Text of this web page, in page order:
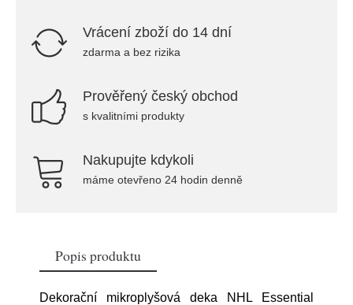
Vrácení zboží do 14 dní
zdarma a bez rizika
Prověřený český obchod
s kvalitními produkty
Nakupujte kdykoli
máme otevřeno 24 hodin denně
Popis produktu
Dekorační mikroplyšová deka NHL Essential